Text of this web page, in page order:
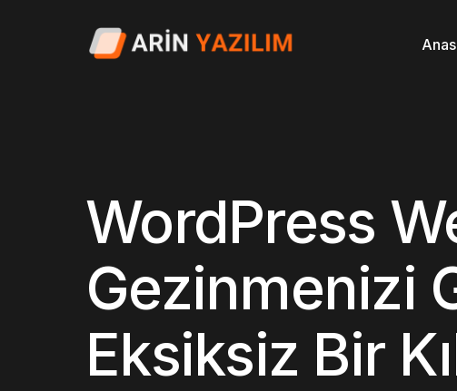
WordPress
Gezinmenizi
Eksiksiz Bir